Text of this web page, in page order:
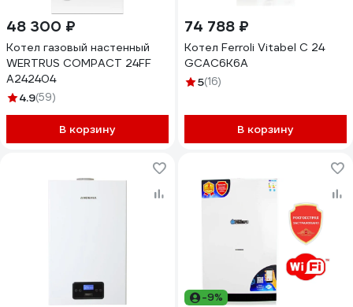
48 300 ₽
Котел газовый настенный
WERTRUS COMPACT 24FF
A242404
4.9(59)
В корзину
74 788 ₽
Котел Ferroli Vitabel C 24
GCAC6K6A
5(16)
В корзину
-9%